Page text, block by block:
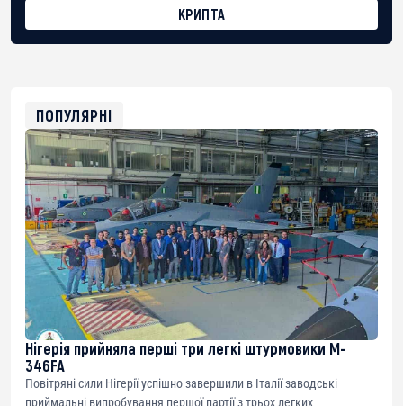
КРИПТА
0xfD02863D3289416fcF50975c9DFda13623f97758
ПОПУЛЯРНІ
Нігерія прийняла перші три легкі штурмовики M-
346FA
Повітряні сили Нігерії успішно завершили в Італії заводські
приймальні випробування першої партії з трьох легких